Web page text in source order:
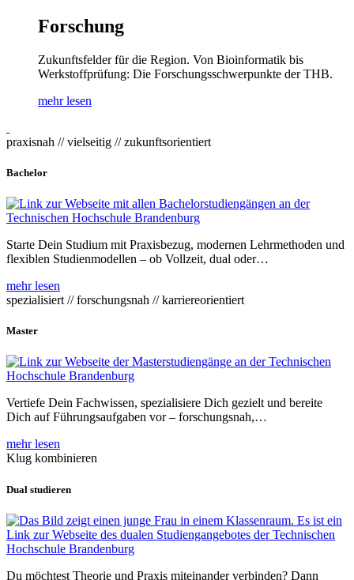
Forschung
Zukunftsfelder für die Region. Von Bioinformatik bis
Werkstoffprüfung: Die Forschungsschwerpunkte der THB.
mehr lesen
praxisnah // vielseitig // zukunftsorientiert
Bachelor
Starte Dein Studium mit Praxisbezug, modernen Lehrmethoden und
flexiblen Studienmodellen – ob Vollzeit, dual oder…
mehr lesen
spezialisiert // forschungsnah // karriereorientiert
Master
Vertiefe Dein Fachwissen, spezialisiere Dich gezielt und bereite
Dich auf Führungsaufgaben vor – forschungsnah,…
mehr lesen
Klug kombinieren
Dual studieren
Du möchtest Theorie und Praxis miteinander verbinden? Dann